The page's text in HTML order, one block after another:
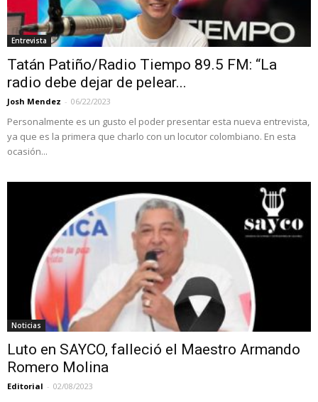
Entrevista
Tatán Patiño/Radio Tiempo 89.5 FM: “La
radio debe dejar de pelear...
Josh Mendez - 06/22/2023
Personalmente es un gusto el poder presentar esta nueva entrevista,
ya que es la primera que charlo con un locutor colombiano. En esta
ocasión...
Noticias
Luto en SAYCO, falleció el Maestro Armando
Romero Molina
Editorial - 02/08/2023